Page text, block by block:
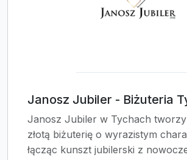
Janosz Jubiler - Biżuteria
Janosz Jubiler w Tychach
złotą biżuterię o wyrazistym
łącząc kunszt jubilerski z